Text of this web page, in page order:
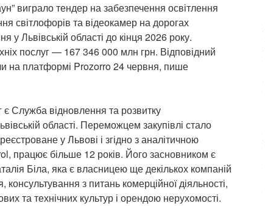
виграло тендер на забезпечення освітлення
світлофорів та відеокамер на дорогах
у Львівській області до кінця 2026 року.
послуг — 167 346 000 млн грн. Відповідний
на платформі Prozorro 24 червня, пише
Служба відновлення та розвитку
області. Переможцем закупівлі стало
у Львові і згідно з аналітичною
працює більше 12 років. Його засновником є
Біла, яка є власницею ще декількох компаній
з питань комерційної діяльності,
та технічних культур і орендою нерухомості.